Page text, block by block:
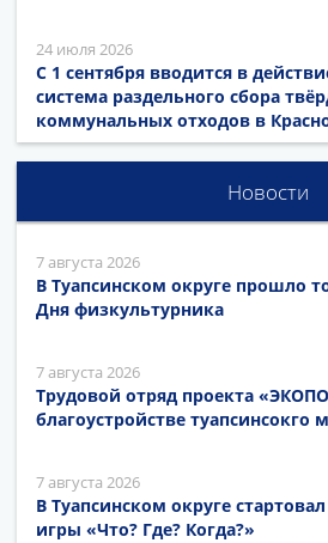
24 июля 2026
С 1 сентября вводится в
система раздельного сбора
коммунальных отходов в
Новости
7 августа 2026
В Туапсинском округе прошло
Дня физкультурника
7 августа 2026
Трудовой отряд проекта
благоустройстве туапсинсокго
7 августа 2026
В Туапсинском округе
игры «Что? Где? Когда?»